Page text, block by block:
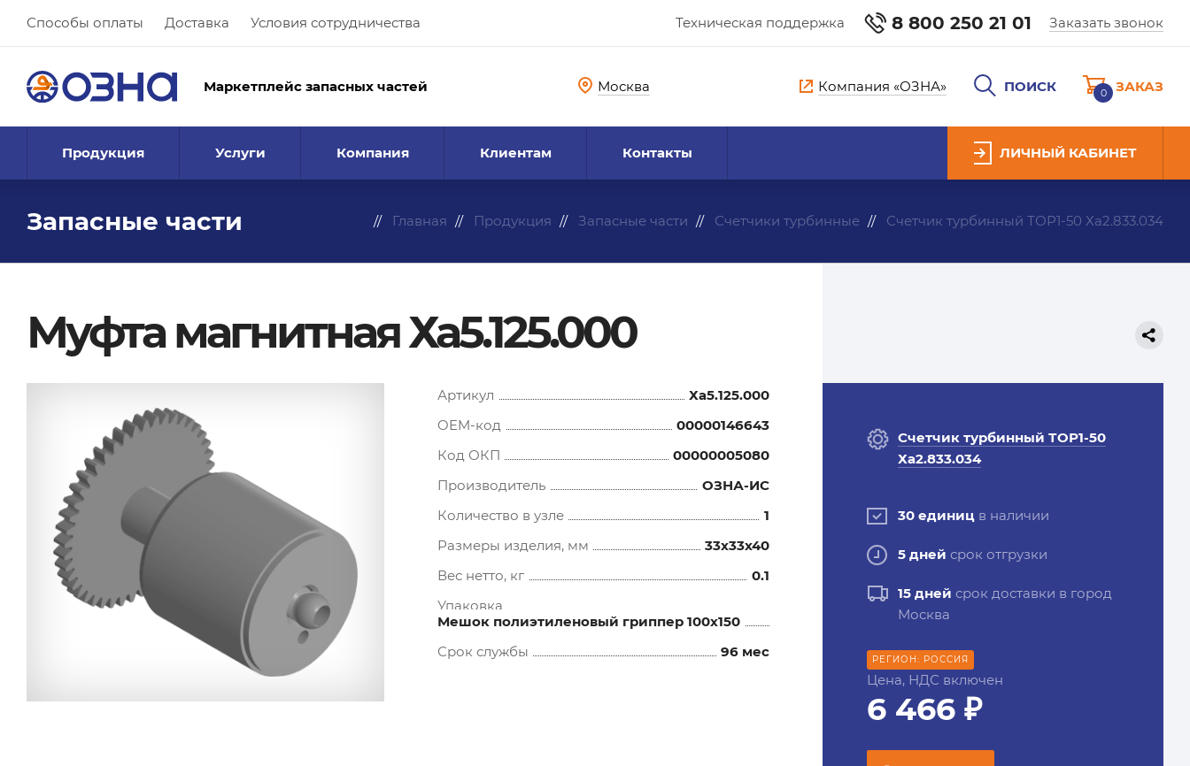
Способы оплаты Доставка Условия сотрудничества Техническая поддержка 8 800 250 21 01 Заказать звонок
Маркетплейс запасных частей Москва Компания «ОЗНА» ПОИСК 0 ЗАКАЗ
Продукция Услуги Компания Клиентам Контакты ЛИЧНЫЙ КАБИНЕТ
Запасные части Главная Продукция Запасные части Счетчики турбинные Счетчик турбинный ТОР1-50 Ха2.833.034
Муфта магнитная Ха5.125.000
Артикул
Ха5.125.000
OEM-код
00000146643
Код ОКП
00000005080
Производитель
ОЗНА-ИС
Количество в узле
1
Размеры изделия, мм
33x33x40
Вес нетто, кг
0.1
Упаковка
Мешок полиэтиленовый гриппер 100х150
Срок службы
96 мес
Счетчик турбинный ТОР1-50
Ха2.833.034
30 единиц в наличии
5 дней срок отгрузки
15 дней срок доставки в город
Москва
РЕГИОН: РОССИЯ
Цена, НДС включен
6 466 ₽